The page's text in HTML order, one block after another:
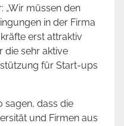
„Wir müssen den
in der Firma
erst attraktiv
die sehr aktive
für Start-ups
sagen, dass die
und Firmen aus